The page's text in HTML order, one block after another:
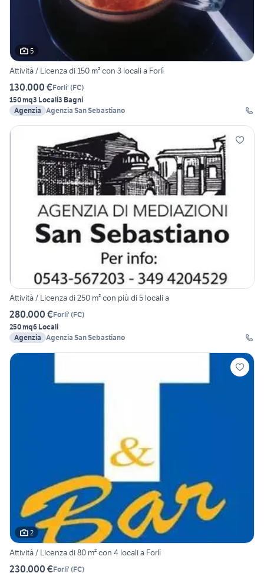
5
Attività / Licenza di 150 m² con 3 locali a Forlì
130.000 €Forli' (FC)
150 mq3 Locali3 Bagni
Agenzia Agenzia San Sebastiano
Attività / Licenza di 250 m² con più di 5 locali a
280.000 €Forli' (FC)
250 mq6 Locali
Agenzia Agenzia San Sebastiano
2
Attività / Licenza di 80 m² con 4 locali a Forlì
230.000 €Forli' (FC)